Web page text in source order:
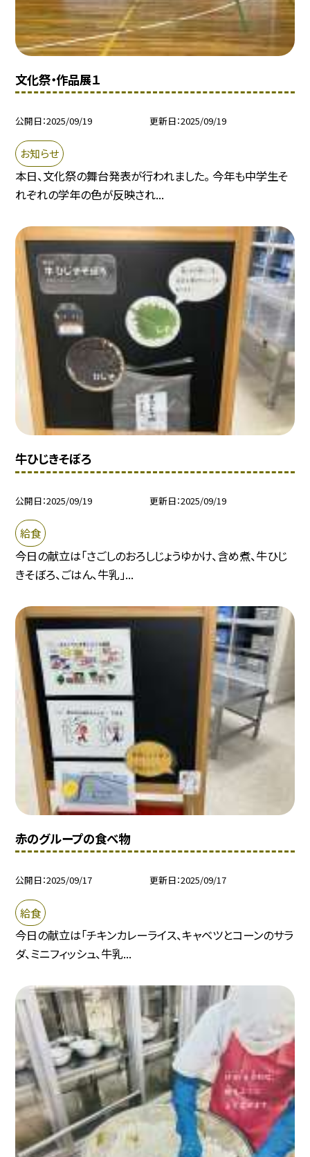
文化祭・作品展１
公開日 2025/09/19 更新日 2025/09/19
お知らせ
本日、文化祭の舞台発表が行われました。 今年も中学生そ
れぞれの学年の色が反映され...
牛ひじきそぼろ
公開日 2025/09/19 更新日 2025/09/19
給食
今日の献立は「さごしのおろしじょうゆかけ、含め煮、牛ひじ
きそぼろ、ごはん、牛乳」...
赤のグループの食べ物
公開日 2025/09/17 更新日 2025/09/17
給食
今日の献立は「チキンカレーライス、キャベツとコーンのサラ
ダ、ミニフィッシュ、牛乳...